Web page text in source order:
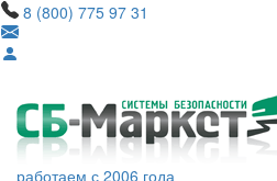
8 (800) 775 97 31
работаем с 2006 года